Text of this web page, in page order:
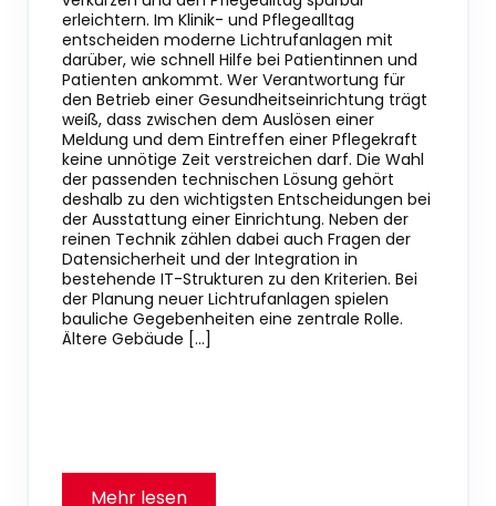
erleichtern. Im Klinik- und Pflegealltag
entscheiden moderne Lichtrufanlagen mit
darüber, wie schnell Hilfe bei Patientinnen und
Patienten ankommt. Wer Verantwortung für
den Betrieb einer Gesundheitseinrichtung trägt
weiß, dass zwischen dem Auslösen einer
Meldung und dem Eintreffen einer Pflegekraft
keine unnötige Zeit verstreichen darf. Die Wahl
der passenden technischen Lösung gehört
deshalb zu den wichtigsten Entscheidungen bei
der Ausstattung einer Einrichtung. Neben der
reinen Technik zählen dabei auch Fragen der
Datensicherheit und der Integration in
bestehende IT-Strukturen zu den Kriterien. Bei
der Planung neuer Lichtrufanlagen spielen
bauliche Gegebenheiten eine zentrale Rolle.
Ältere Gebäude […]